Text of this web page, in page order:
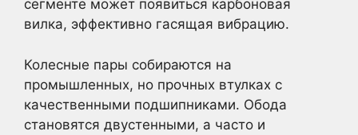
сегменте может появиться карбоновая
вилка, эффективно гасящая вибрацию.
Колесные пары собираются на
промышленных, но прочных втулках с
качественными подшипниками. Обода
становятся двустенными, а часто и